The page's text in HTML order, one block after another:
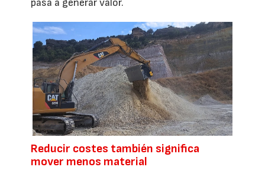
pasa a generar valor.
Reducir costes también significa
mover menos material